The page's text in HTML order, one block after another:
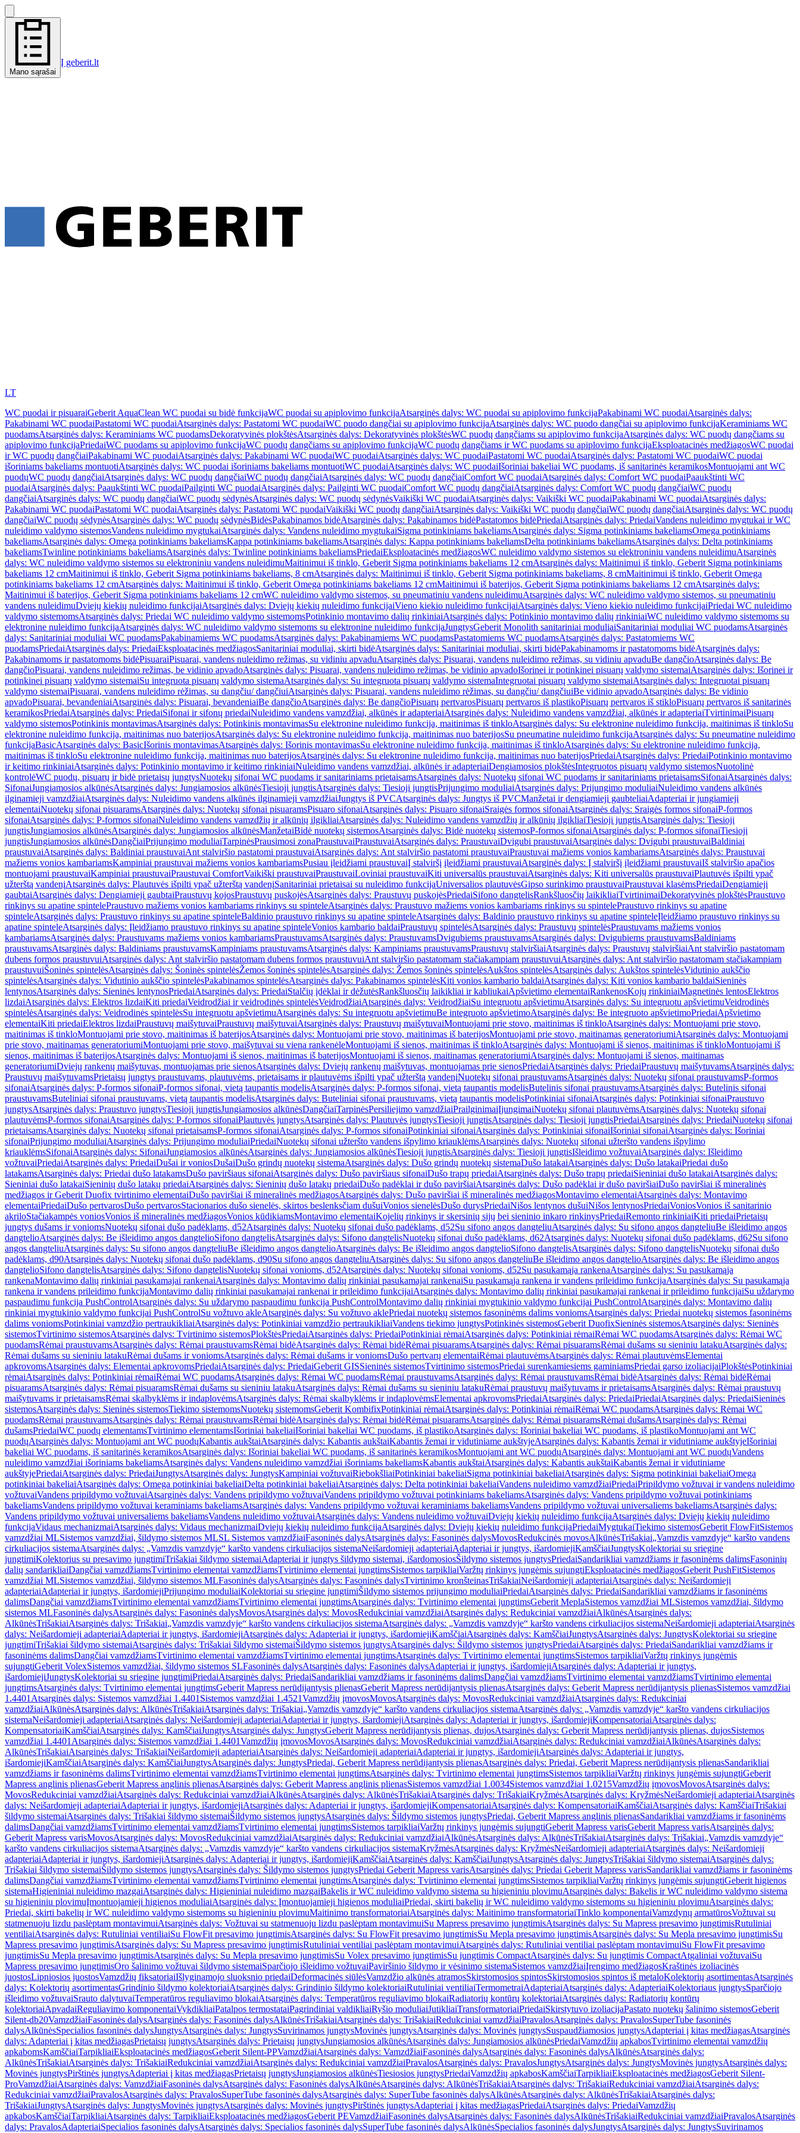
Mano sąrašai
Į geberit.lt
LT
WC puodai ir pisuaraiGeberit AquaClean WC puodai su bidė funkcijaWC puodai su apiplovimo funkcijaAtsarginės dalys: WC puodai su apiplovimo funkcijaPakabinami WC puodaiAtsarginės dalys:
Pakabinami WC puodaiPastatomi WC puodaiAtsarginės dalys: Pastatomi WC puodaiWC puodo dangčiai su apiplovimo funkcijaAtsarginės dalys: WC puodo dangčiai su apiplovimo funkcijaKeraminiams WC
puodamsAtsarginės dalys: Keraminiams WC puodamsDekoratyvinės plokštėsAtsarginės dalys: Dekoratyvinės plokštėsWC puodų dangčiams su apiplovimo funkcijaAtsarginės dalys: WC puodų dangčiams su
apiplovimo funkcijaPriedaiWC puodams su apiplovimo funkcijaWC puodų dangčiams su apiplovimo funkcijaWC puodų dangčiams ir WC puodams su apiplovimo funkcijaEksploatacinės medžiagosWC puodai
ir WC puodų dangčiaiPakabinami WC puodaiAtsarginės dalys: Pakabinami WC puodaiWC puodaiAtsarginės dalys: WC puodaiPastatomi WC puodaiAtsarginės dalys: Pastatomi WC puodaiWC puodai
išoriniams bakeliams montuotiAtsarginės dalys: WC puodai išoriniams bakeliams montuotiWC puodaiAtsarginės dalys: WC puodaiIšoriniai bakeliai WC puodams, iš sanitarinės keramikosMontuojami ant WC
puodųWC puodų dangčiaiAtsarginės dalys: WC puodų dangčiaiWC puodų dangčiaiAtsarginės dalys: WC puodų dangčiaiComfort WC puodaiAtsarginės dalys: Comfort WC puodaiPaaukštinti WC
puodaiAtsarginės dalys: Paaukštinti WC puodaiPailginti WC puodaiAtsarginės dalys: Pailginti WC puodaiComfort WC puodų dangčiaiAtsarginės dalys: Comfort WC puodų dangčiaiWC puodų
dangčiaiAtsarginės dalys: WC puodų dangčiaiWC puodų sėdynėsAtsarginės dalys: WC puodų sėdynėsVaikiški WC puodaiAtsarginės dalys: Vaikiški WC puodaiPakabinami WC puodaiAtsarginės dalys:
Pakabinami WC puodaiPastatomi WC puodaiAtsarginės dalys: Pastatomi WC puodaiVaikiški WC puodų dangčiaiAtsarginės dalys: Vaikiški WC puodų dangčiaiWC puodų dangčiaiAtsarginės dalys: WC puodų
dangčiaiWC puodų sėdynėsAtsarginės dalys: WC puodų sėdynėsBidėsPakabinamos bidėAtsarginės dalys: Pakabinamos bidėPastatomos bidėPriedaiAtsarginės dalys: PriedaiVandens nuleidimo mygtukai ir WC
nuleidimo valdymo sistemosVandens nuleidimo mygtukaiAtsarginės dalys: Vandens nuleidimo mygtukaiSigma potinkiniams bakeliamsAtsarginės dalys: Sigma potinkiniams bakeliamsOmega potinkiniams
bakeliamsAtsarginės dalys: Omega potinkiniams bakeliamsKappa potinkiniams bakeliamsAtsarginės dalys: Kappa potinkiniams bakeliamsDelta potinkiniams bakeliamsAtsarginės dalys: Delta potinkiniams
bakeliamsTwinline potinkiniams bakeliamsAtsarginės dalys: Twinline potinkiniams bakeliamsPriedaiEksploatacinės medžiagosWC nuleidimo valdymo sistemos su elektroniniu vandens nuleidimuAtsarginės
dalys: WC nuleidimo valdymo sistemos su elektroniniu vandens nuleidimuMaitinimui iš tinklo, Geberit Sigma potinkiniams bakeliams 12 cmAtsarginės dalys: Maitinimui iš tinklo, Geberit Sigma potinkiniams
bakeliams 12 cmMaitinimui iš tinklo, Geberit Sigma potinkiniams bakeliams, 8 cmAtsarginės dalys: Maitinimui iš tinklo, Geberit Sigma potinkiniams bakeliams, 8 cmMaitinimui iš tinklo, Geberit Omega
potinkiniams bakeliams 12 cmAtsarginės dalys: Maitinimui iš tinklo, Geberit Omega potinkiniams bakeliams 12 cmMaitinimui iš baterijos, Geberit Sigma potinkiniams bakeliams 12 cmAtsarginės dalys:
Maitinimui iš baterijos, Geberit Sigma potinkiniams bakeliams 12 cmWC nuleidimo valdymo sistemos, su pneumatiniu vandens nuleidimuAtsarginės dalys: WC nuleidimo valdymo sistemos, su pneumatiniu
vandens nuleidimuDviejų kiekių nuleidimo funkcijaiAtsarginės dalys: Dviejų kiekių nuleidimo funkcijaiVieno kiekio nuleidimo funkcijaiAtsarginės dalys: Vieno kiekio nuleidimo funkcijaiPriedai WC nuleidimo
valdymo sistemomsAtsarginės dalys: Priedai WC nuleidimo valdymo sistemomsPotinkinio montavimo dalių rinkiniaiAtsarginės dalys: Potinkinio montavimo dalių rinkiniaiWC nuleidimo valdymo sistemoms su
elektronine nuleidimo funkcijaAtsarginės dalys: WC nuleidimo valdymo sistemoms su elektronine nuleidimo funkcijaJungtysGeberit Monolith sanitariniai moduliaiSanitariniai moduliai WC puodamsAtsarginės
dalys: Sanitariniai moduliai WC puodamsPakabinamiems WC puodamsAtsarginės dalys: Pakabinamiems WC puodamsPastatomiems WC puodamsAtsarginės dalys: Pastatomiems WC
puodamsPriedaiAtsarginės dalys: PriedaiEksploatacinės medžiagosSanitariniai moduliai, skirti bidėAtsarginės dalys: Sanitariniai moduliai, skirti bidėPakabinamoms ir pastatomoms bidėAtsarginės dalys:
Pakabinamoms ir pastatomoms bidėPisuaraiPisuarai, vandens nuleidimo režimas, su vidiniu apvaduAtsarginės dalys: Pisuarai, vandens nuleidimo režimas, su vidiniu apvaduBe dangčioAtsarginės dalys: Be
dangčioPisuarai, vandens nuleidimo režimas, be vidinio apvadoAtsarginės dalys: Pisuarai, vandens nuleidimo režimas, be vidinio apvadoIšorinei ir potinkinei pisuarų valdymo sistemaiAtsarginės dalys: Išorinei ir
potinkinei pisuarų valdymo sistemaiSu integruota pisuarų valdymo sistemaAtsarginės dalys: Su integruota pisuarų valdymo sistemaIntegruotai pisuarų valdymo sistemaiAtsarginės dalys: Integruotai pisuarų
valdymo sistemaiPisuarai, vandens nuleidimo rėžimas, su dangčiu/ dangčiuiAtsarginės dalys: Pisuarai, vandens nuleidimo rėžimas, su dangčiu/ dangčiuiBe vidinio apvadoAtsarginės dalys: Be vidinio
apvadoPisuarai, bevandeniaiAtsarginės dalys: Pisuarai, bevandeniaiBe dangčioAtsarginės dalys: Be dangčioPisuarų pertvarosPisuarų pertvaros iš plastikoPisuarų pertvaros iš stikloPisuarų pertvaros iš sanitarinės
keramikosPriedaiAtsarginės dalys: PriedaiSifonai ir sifonų priedaiNuleidimo vandens vamzdžiai, alkūnės ir adapteriaiAtsarginės dalys: Nuleidimo vandens vamzdžiai, alkūnės ir adapteriaiTvirtinimaiPisuarų
valdymo sistemosPotinkinis montavimasAtsarginės dalys: Potinkinis montavimasSu elektronine nuleidimo funkcija, maitinimas iš tinkloAtsarginės dalys: Su elektronine nuleidimo funkcija, maitinimas iš tinkloSu
elektronine nuleidimo funkcija, maitinimas nuo baterijosAtsarginės dalys: Su elektronine nuleidimo funkcija, maitinimas nuo baterijosSu pneumatine nuleidimo funkcijaAtsarginės dalys: Su pneumatine nuleidimo
funkcijaBasicAtsarginės dalys: BasicIšorinis montavimasAtsarginės dalys: Išorinis montavimasSu elektronine nuleidimo funkcija, maitinimas iš tinkloAtsarginės dalys: Su elektronine nuleidimo funkcija,
maitinimas iš tinkloSu elektronine nuleidimo funkcija, maitinimas nuo baterijosAtsarginės dalys: Su elektronine nuleidimo funkcija, maitinimas nuo baterijosPriedaiAtsarginės dalys: PriedaiPotinkinio montavimo
ir keitimo rinkiniaiAtsarginės dalys: Potinkinio montavimo ir keitimo rinkiniaiNuleidimo vandens vamzdžiai, alkūnės ir adapteriaiDengiamosios plokštėsIntegruotos pisuarų valdymo sistemosNuotolinė
kontrolėWC puodų, pisuarų ir bidė prietaisų jungtysNuotekų sifonai WC puodams ir sanitariniams prietaisamsAtsarginės dalys: Nuotekų sifonai WC puodams ir sanitariniams prietaisamsSifonaiAtsarginės dalys:
SifonaiJungiamosios alkūnėsAtsarginės dalys: Jungiamosios alkūnėsTiesioji jungtisAtsarginės dalys: Tiesioji jungtisPrijungimo moduliaiAtsarginės dalys: Prijungimo moduliaiNuleidimo vandens alkūnės
ilginamieji vamzdžiaiAtsarginės dalys: Nuleidimo vandens alkūnės ilginamieji vamzdžiaiJungtys iš PVCAtsarginės dalys: Jungtys iš PVCManžetai ir dengiamieji gaubteliaiAdapteriai ir jungiamieji
elementaiNuotekų sifonai pisuaramsAtsarginės dalys: Nuotekų sifonai pisuaramsPisuaro sifonaiAtsarginės dalys: Pisuaro sifonaiSraigės formos sifonaiAtsarginės dalys: Sraigės formos sifonaiP-formos
sifonaiAtsarginės dalys: P-formos sifonaiNuleidimo vandens vamzdžių ir alkūnių ilgikliaiAtsarginės dalys: Nuleidimo vandens vamzdžių ir alkūnių ilgikliaiTiesioji jungtisAtsarginės dalys: Tiesioji
jungtisJungiamosios alkūnėsAtsarginės dalys: Jungiamosios alkūnėsManžetaiBidė nuotekų sistemosAtsarginės dalys: Bidė nuotekų sistemosP-formos sifonaiAtsarginės dalys: P-formos sifonaiTiesioji
jungtisJungiamosios alkūnėsDangčiaiPrijungimo moduliaiTarpinėsPrausimosi zonaPraustuvaiPraustuvaiAtsarginės dalys: PraustuvaiDvigubi praustuvaiAtsarginės dalys: Dvigubi praustuvaiBaldiniai
praustuvaiAtsarginės dalys: Baldiniai praustuvaiAnt stalviršio pastatomi praustuvaiAtsarginės dalys: Ant stalviršio pastatomi praustuvaiPraustuvai mažiems vonios kambariamsAtsarginės dalys: Praustuvai
mažiems vonios kambariamsKampiniai praustuvai mažiems vonios kambariamsPusiau įleidžiami praustuvaiĮ stalviršį įleidžiami praustuvaiAtsarginės dalys: Į stalviršį įleidžiami praustuvaiIš stalviršio apačios
montuojami praustuvaiKampiniai praustuvaiPraustuvai ComfortVaikiški praustuvaiPraustuvaiLoviniai praustuvaiKiti universalūs praustuvaiAtsarginės dalys: Kiti universalūs praustuvaiPlautuvės išpilti ypač
užterštą vandenįAtsarginės dalys: Plautuvės išpilti ypač užterštą vandenįSanitariniai prietaisai su nuleidimo funkcijaUniversalios plautuvėsGipso surinkimo praustuvaiPraustuvai klasėmsPriedaiDengiamieji
gaubtaiAtsarginės dalys: Dengiamieji gaubtaiPraustuvų kojosPraustuvų puskojėsAtsarginės dalys: Praustuvų puskojėsPriedaiSifono dangtelisRankšluosčių laikikliaiTvirtinimaiDekoratyvinės plokštėsPraustuvo
rinkinys su apatine spintelePraustuvo mažiems vonios kambariams rinkinys su spinteleAtsarginės dalys: Praustuvo mažiems vonios kambariams rinkinys su spintelePraustuvo rinkinys su apatine
spinteleAtsarginės dalys: Praustuvo rinkinys su apatine spinteleBaldinio praustuvo rinkinys su apatine spinteleAtsarginės dalys: Baldinio praustuvo rinkinys su apatine spinteleĮleidžiamo praustuvo rinkinys su
apatine spinteleAtsarginės dalys: Įleidžiamo praustuvo rinkinys su apatine spinteleVonios kambario baldaiPraustuvų spintelėsAtsarginės dalys: Praustuvų spintelėsPraustuvams mažiems vonios
kambariamsAtsarginės dalys: Praustuvams mažiems vonios kambariamsPraustuvamsAtsarginės dalys: PraustuvamsDvigubiems praustuvamsAtsarginės dalys: Dvigubiems praustuvamsBaldiniams
praustuvamsAtsarginės dalys: Baldiniams praustuvamsKampiniams praustuvamsAtsarginės dalys: Kampiniams praustuvamsPraustuvų stalviršiaiAtsarginės dalys: Praustuvų stalviršiaiAnt stalviršio pastatomam
dubens formos praustuvuiAtsarginės dalys: Ant stalviršio pastatomam dubens formos praustuvuiAnt stalviršio pastatomam stačiakampiam praustuvuiAtsarginės dalys: Ant stalviršio pastatomam stačiakampiam
praustuvuiŠoninės spintelėsAtsarginės dalys: Šoninės spintelėsŽemos šoninės spintelėsAtsarginės dalys: Žemos šoninės spintelėsAukštos spintelėsAtsarginės dalys: Aukštos spintelėsVidutinio aukščio
spintelėsAtsarginės dalys: Vidutinio aukščio spintelėsPakabinamos spintelėsAtsarginės dalys: Pakabinamos spintelėsKiti vonios kambario baldaiAtsarginės dalys: Kiti vonios kambario baldaiSieninės
lentynosAtsarginės dalys: Sieninės lentynosPriedaiAtsarginės dalys: PriedaiStalčių įdėklai ir dėžutėsRankšluosčių laikikliai ir kabliukaiApšvietimo elementaiRankenosKojų rinkiniaiMagnetinės lentosElektros
lizdaiAtsarginės dalys: Elektros lizdaiKiti priedaiVeidrodžiai ir veidrodinės spintelėsVeidrodžiaiAtsarginės dalys: VeidrodžiaiSu integruotu apšvietimuAtsarginės dalys: Su integruotu apšvietimuVeidrodinės
spintelėsAtsarginės dalys: Veidrodinės spintelėsSu integruotu apšvietimuAtsarginės dalys: Su integruotu apšvietimuBe integruoto apšvietimoAtsarginės dalys: Be integruoto apšvietimoPriedaiApšvietimo
elementaiKiti priedaiElektros lizdaiPraustuvų maišytuvaiPraustuvų maišytuvaiAtsarginės dalys: Praustuvų maišytuvaiMontuojami prie stovo, maitinimas iš tinkloAtsarginės dalys: Montuojami prie stovo,
maitinimas iš tinkloMontuojami prie stovo, maitinimas iš baterijosAtsarginės dalys: Montuojami prie stovo, maitinimas iš baterijosMontuojami prie stovo, maitinamas generatoriumiAtsarginės dalys: Montuojami
prie stovo, maitinamas generatoriumiMontuojami prie stovo, maišytuvai su viena rankenėleMontuojami iš sienos, maitinimas iš tinkloAtsarginės dalys: Montuojami iš sienos, maitinimas iš tinkloMontuojami iš
sienos, maitinimas iš baterijosAtsarginės dalys: Montuojami iš sienos, maitinimas iš baterijosMontuojami iš sienos, maitinamas generatoriumiAtsarginės dalys: Montuojami iš sienos, maitinamas
generatoriumiDviejų rankenų maišytuvas, montuojamas prie sienosAtsarginės dalys: Dviejų rankenų maišytuvas, montuojamas prie sienosPriedaiAtsarginės dalys: PriedaiPraustuvų maišytuvamsAtsarginės dalys:
Praustuvų maišytuvamsPrietaisų jungtys praustuvams, plautuvėms, prietaisams ir plautuvėms išpilti ypač užterštą vandenįNuotekų sifonai praustuvamsAtsarginės dalys: Nuotekų sifonai praustuvamsP-formos
sifonaiAtsarginės dalys: P-formos sifonaiP-formos sifonai, vietą taupantis modelisAtsarginės dalys: P-formos sifonai, vietą taupantis modelisButelinis sifonai praustuvamsAtsarginės dalys: Butelinis sifonai
praustuvamsButeliniai sifonai praustuvams, vietą taupantis modelisAtsarginės dalys: Buteliniai sifonai praustuvams, vietą taupantis modelisPotinkiniai sifonaiAtsarginės dalys: Potinkiniai sifonaiPraustuvo
jungtysAtsarginės dalys: Praustuvo jungtysTiesioji jungtisJungiamosios alkūnėsDangčiaiTarpinėsPersiliejimo vamzdžiaiPrailginimaiĮjungimaiNuotekų sifonai plautuvėmsAtsarginės dalys: Nuotekų sifonai
plautuvėmsP-formos sifonaiAtsarginės dalys: P-formos sifonaiPlautuvės jungtysAtsarginės dalys: Plautuvės jungtysTiesioji jungtisAtsarginės dalys: Tiesioji jungtisPriedaiAtsarginės dalys: PriedaiNuotekų sifonai
prietaisamsAtsarginės dalys: Nuotekų sifonai prietaisamsP-formos sifonaiAtsarginės dalys: P-formos sifonaiPotinkiniai sifonaiAtsarginės dalys: Potinkiniai sifonaiIšoriniai sifonaiAtsarginės dalys: Išoriniai
sifonaiPrijungimo moduliaiAtsarginės dalys: Prijungimo moduliaiPriedaiNuotekų sifonai užteršto vandens išpylimo kriauklėmsAtsarginės dalys: Nuotekų sifonai užteršto vandens išpylimo
kriauklėmsSifonaiAtsarginės dalys: SifonaiJungiamosios alkūnėsAtsarginės dalys: Jungiamosios alkūnėsTiesioji jungtisAtsarginės dalys: Tiesioji jungtisIšleidimo vožtuvaiAtsarginės dalys: Išleidimo
vožtuvaiPriedaiAtsarginės dalys: PriedaiDušai ir voniosDušaiDušo grindų nuotekų sistemaAtsarginės dalys: Dušo grindų nuotekų sistemaDušo latakaiAtsarginės dalys: Dušo latakaiPriedai dušo
latakamsAtsarginės dalys: Priedai dušo latakamsDušo paviršiaus sifonaiAtsarginės dalys: Dušo paviršiaus sifonaiDušo trapų priedaiAtsarginės dalys: Dušo trapų priedaiSieniniai dušo latakaiAtsarginės dalys:
Sieniniai dušo latakaiSieninių dušo latakų priedaiAtsarginės dalys: Sieninių dušo latakų priedaiDušo padėklai ir dušo paviršiaiAtsarginės dalys: Dušo padėklai ir dušo paviršiaiDušo paviršiai iš mineralinės
medžiagos ir Geberit Duofix tvirtinimo elementaiDušo paviršiai iš mineralinės medžiagosAtsarginės dalys: Dušo paviršiai iš mineralinės medžiagosMontavimo elementaiAtsarginės dalys: Montavimo
elementaiPriedaiDušo pertvarosDušo pertvarosStacionarios dušo sienelės, skirtos beslenksčiam dušuiVonios sienelėsDušo durysPriedaiNišos lentynos dušuiNišos lentynosPriedaiVoniosVonios iš sanitarinio
akriloStačiakampės voniosVonios iš mineralinės medžiagosVonios kūdikiamsMontavimo elementaiKojelių rinkinys ir skersinių sijų bei sieninio inkaro rinkinysPriedaiRemonto rinkiniaiKiti priedaiPrietaisų
jungtys dušams ir voniomsNuotekų sifonai dušo padėklams, d52Atsarginės dalys: Nuotekų sifonai dušo padėklams, d52Su sifono angos dangteliuAtsarginės dalys: Su sifono angos dangteliuBe išleidimo angos
dangtelioAtsarginės dalys: Be išleidimo angos dangtelioSifono dangtelisAtsarginės dalys: Sifono dangtelisNuotekų sifonai dušo padėklams, d62Atsarginės dalys: Nuotekų sifonai dušo padėklams, d62Su sifono
angos dangteliuAtsarginės dalys: Su sifono angos dangteliuBe išleidimo angos dangtelioAtsarginės dalys: Be išleidimo angos dangtelioSifono dangtelisAtsarginės dalys: Sifono dangtelisNuotekų sifonai dušo
padėklams, d90Atsarginės dalys: Nuotekų sifonai dušo padėklams, d90Su sifono angos dangteliuAtsarginės dalys: Su sifono angos dangteliuBe išleidimo angos dangtelioAtsarginės dalys: Be išleidimo angos
dangtelioSifono dangtelisAtsarginės dalys: Sifono dangtelisNuotekų sifonai vonioms, d52Atsarginės dalys: Nuotekų sifonai vonioms, d52Su pasukamąja rankenaAtsarginės dalys: Su pasukamąja
rankenaMontavimo dalių rinkiniai pasukamajai rankenaiAtsarginės dalys: Montavimo dalių rinkiniai pasukamajai rankenaiSu pasukamąja rankena ir vandens prileidimo funkcijaAtsarginės dalys: Su pasukamąja
rankena ir vandens prileidimo funkcijaMontavimo dalių rinkiniai pasukamajai rankenai ir prileidimo funkcijaiAtsarginės dalys: Montavimo dalių rinkiniai pasukamajai rankenai ir prileidimo funkcijaiSu uždarymo
paspaudimu funkcija PushControlAtsarginės dalys: Su uždarymo paspaudimu funkcija PushControlMontavimo dalių rinkiniai mygtukinio valdymo funkcijai PushControlAtsarginės dalys: Montavimo dalių
rinkiniai mygtukinio valdymo funkcijai PushControlSu vožtuvo akleAtsarginės dalys: Su vožtuvo aklePriedai nuotekų sistemos fasoninėms dalims voniomsAtsarginės dalys: Priedai nuotekų sistemos fasoninėms
dalims voniomsPotinkiniai vamzdžio pertraukikliaiAtsarginės dalys: Potinkiniai vamzdžio pertraukikliaiVandens tiekimo jungtysPotinkinės sistemosGeberit DuofixSieninės sistemosAtsarginės dalys: Sieninės
sistemosTvirtinimo sistemosAtsarginės dalys: Tvirtinimo sistemosPlokštėsPriedaiAtsarginės dalys: PriedaiPotinkiniai rėmaiAtsarginės dalys: Potinkiniai rėmaiRėmai WC puodamsAtsarginės dalys: Rėmai WC
puodamsRėmai praustuvamsAtsarginės dalys: Rėmai praustuvamsRėmai bidėAtsarginės dalys: Rėmai bidėRėmai pisuaramsAtsarginės dalys: Rėmai pisuaramsRėmai dušams su sieniniu latakuAtsarginės dalys:
Rėmai dušams su sieniniu latakuRėmai dušams ir voniomsAtsarginės dalys: Rėmai dušams ir voniomsDušo pertvarų elementaiRėmai plautuvėmsAtsarginės dalys: Rėmai plautuvėmsElementai
apkrovomsAtsarginės dalys: Elementai apkrovomsPriedaiAtsarginės dalys: PriedaiGeberit GISSieninės sistemosTvirtinimo sistemosPriedai surenkamiesiems gaminiamsPriedai garso izoliacijaiPlokštėsPotinkiniai
rėmaiAtsarginės dalys: Potinkiniai rėmaiRėmai WC puodamsAtsarginės dalys: Rėmai WC puodamsRėmai praustuvamsAtsarginės dalys: Rėmai praustuvamsRėmai bidėAtsarginės dalys: Rėmai bidėRėmai
pisuaramsAtsarginės dalys: Rėmai pisuaramsRėmai dušams su sieniniu latakuAtsarginės dalys: Rėmai dušams su sieniniu latakuRėmai praustuvų maišytuvams ir prietaisamsAtsarginės dalys: Rėmai praustuvų
maišytuvams ir prietaisamsRėmai skalbyklėms ir indaplovėmsAtsarginės dalys: Rėmai skalbyklėms ir indaplovėmsElementai apkrovomsPriedaiAtsarginės dalys: PriedaiPriedaiAtsarginės dalys: PriedaiSieninės
sistemosAtsarginės dalys: Sieninės sistemosTiekimo sistemomsNuotekų sistemomsGeberit KombifixPotinkiniai rėmaiAtsarginės dalys: Potinkiniai rėmaiRėmai WC puodamsAtsarginės dalys: Rėmai WC
puodamsRėmai praustuvamsAtsarginės dalys: Rėmai praustuvamsRėmai bidėAtsarginės dalys: Rėmai bidėRėmai pisuaramsAtsarginės dalys: Rėmai pisuaramsRėmai dušamsAtsarginės dalys: Rėmai
dušamsPriedaiWC puodų elementamsTvirtinimo elementamsIšoriniai bakeliaiIšoriniai bakeliai WC puodams, iš plastikoAtsarginės dalys: Išoriniai bakeliai WC puodams, iš plastikoMontuojami ant WC
puodųAtsarginės dalys: Montuojami ant WC puodųKabantis aukštaiAtsarginės dalys: Kabantis aukštaiKabantis žemai ir vidutiniame aukštyjeAtsarginės dalys: Kabantis žemai ir vidutiniame aukštyjeIšoriniai
bakeliai WC puodams, iš sanitarinės keramikosAtsarginės dalys: Išoriniai bakeliai WC puodams, iš sanitarinės keramikosMontuojami ant WC puodųAtsarginės dalys: Montuojami ant WC puodųVandens
nuleidimo vamzdžiai išoriniams bakeliamsAtsarginės dalys: Vandens nuleidimo vamzdžiai išoriniams bakeliamsKabantis aukštaiAtsarginės dalys: Kabantis aukštaiKabantis žemai ir vidutiniame
aukštyjePriedaiAtsarginės dalys: PriedaiJungtysAtsarginės dalys: JungtysKampiniai vožtuvaiRiebokšliaiPotinkiniai bakeliaiSigma potinkiniai bakeliaiAtsarginės dalys: Sigma potinkiniai bakeliaiOmega
potinkiniai bakeliaiAtsarginės dalys: Omega potinkiniai bakeliaiDelta potinkiniai bakeliaiAtsarginės dalys: Delta potinkiniai bakeliaiVandens nuleidimo vamzdžiaiPriedaiPripildymo vožtuvai ir vandens nuleidimo
vožtuvaiVandens pripildymo vožtuvaiAtsarginės dalys: Vandens pripildymo vožtuvaiVandens pripildymo vožtuvai potinkiniams bakeliamsAtsarginės dalys: Vandens pripildymo vožtuvai potinkiniams
bakeliamsVandens pripildymo vožtuvai keraminiams bakeliamsAtsarginės dalys: Vandens pripildymo vožtuvai keraminiams bakeliamsVandens pripildymo vožtuvai universaliems bakeliamsAtsarginės dalys:
Vandens pripildymo vožtuvai universaliems bakeliamsVandens nuleidimo vožtuvaiAtsarginės dalys: Vandens nuleidimo vožtuvaiDviejų kiekių nuleidimo funkcijaAtsarginės dalys: Dviejų kiekių nuleidimo
funkcijaVidaus mechanizmaiAtsarginės dalys: Vidaus mechanizmaiDviejų kiekių nuleidimo funkcijaAtsarginės dalys: Dviejų kiekių nuleidimo funkcijaPriedaiMygtukaiTiekimo sistemosGeberit FlowFitSistemos
vamzdžiai MLSistemos vamzdžiai, šildymo sistemos MLSL Sistemos vamzdžiaiFasoninės dalysAtsarginės dalys: Fasoninės dalysMovosRedukcinės movosAlkūnėsTrišakiai„Vamzdis vamzdyje“ karšto vandens
cirkuliacijos sistemaAtsarginės dalys: „Vamzdis vamzdyje“ karšto vandens cirkuliacijos sistemaNeišardomieji adapteriaiAdapteriai ir jungtys, išardomiejiKamščiaiJungtysKolektoriai su sriegine
jungtimiKolektorius su presavimo jungtimiTrišakiai šildymo sistemaiAdapteriai ir jungtys šildymo sistemai, išardomosiosŠildymo sistemos jungtysPriedaiSandarikliai vamzdžiams ir fasoninėms dalimsFasoninių
dalių sandarikliaiDangčiai vamzdžiamsTvirtinimo elementai vamzdžiamsTvirtinimo elementai jungtimsSistemos tarpikliaiVaržtų rinkinys jungėmis sujungtiEksploatacinės medžiagosGeberit PushFitSistemos
vamzdžiai MLSistemos vamzdžiai, šildymo sistemos MLFasoninės dalysAtsarginės dalys: Fasoninės dalysTvirtinimo kronšteinasTrišakiaiNeišardomieji adapteriaiAtsarginės dalys: Neišardomieji
adapteriaiAdapteriai ir jungtys, išardomiejiPrijungimo moduliaiKolektoriai su sriegine jungtimiŠildymo sistemos prijungimo moduliaiPriedaiAtsarginės dalys: PriedaiSandarikliai vamzdžiams ir fasoninėms
dalimsDangčiai vamzdžiamsTvirtinimo elementai vamzdžiamsTvirtinimo elementai jungtimsAtsarginės dalys: Tvirtinimo elementai jungtimsGeberit MeplaSistemos vamzdžiai MLSistemos vamzdžiai, šildymo
sistemos MLFasoninės dalysAtsarginės dalys: Fasoninės dalysMovosAtsarginės dalys: MovosRedukciniai vamzdžiaiAtsarginės dalys: Redukciniai vamzdžiaiAlkūnėsAtsarginės dalys:
AlkūnėsTrišakiaiAtsarginės dalys: Trišakiai„Vamzdis vamzdyje“ karšto vandens cirkuliacijos sistemaAtsarginės dalys: „Vamzdis vamzdyje“ karšto vandens cirkuliacijos sistemaNeišardomieji adapteriaiAtsarginės
dalys: Neišardomieji adapteriaiAdapteriai ir jungtys, išardomiejiAtsarginės dalys: Adapteriai ir jungtys, išardomiejiKamščiaiAtsarginės dalys: KamščiaiJungtysAtsarginės dalys: JungtysKolektoriai su sriegine
jungtimiTrišakiai šildymo sistemaiAtsarginės dalys: Trišakiai šildymo sistemaiŠildymo sistemos jungtysAtsarginės dalys: Šildymo sistemos jungtysPriedaiAtsarginės dalys: PriedaiSandarikliai vamzdžiams ir
fasoninėms dalimsDangčiai vamzdžiamsTvirtinimo elementai vamzdžiamsTvirtinimo elementai jungtimsAtsarginės dalys: Tvirtinimo elementai jungtimsSistemos tarpikliaiVaržtų rinkinys jungėmis
sujungtiGeberit VolexSistemos vamzdžiai, šildymo sistemos SLFasoninės dalysAtsarginės dalys: Fasoninės dalysAdapteriai ir jungtys, išardomiejiAtsarginės dalys: Adapteriai ir jungtys,
išardomiejiJungtysKolektoriai su sriegine jungtimiPriedaiAtsarginės dalys: PriedaiSandarikliai vamzdžiams ir fasoninėms dalimsDangčiai vamzdžiamsTvirtinimo elementai vamzdžiamsTvirtinimo elementai
jungtimsAtsarginės dalys: Tvirtinimo elementai jungtimsGeberit Mapress nerūdijantysis plienasGeberit Mapress nerūdijantysis plienasAtsarginės dalys: Geberit Mapress nerūdijantysis plienasSistemos vamzdžiai
1.4401 Atsarginės dalys: Sistemos vamzdžiai 1.4401 Sistemos vamzdžiai 1.4521Vamzdžių įmovosMovosAtsarginės dalys: MovosRedukciniai vamzdžiaiAtsarginės dalys: Redukciniai
vamzdžiaiAlkūnėsAtsarginės dalys: AlkūnėsTrišakiaiAtsarginės dalys: Trišakiai„Vamzdis vamzdyje“ karšto vandens cirkuliacijos sistemaAtsarginės dalys: „Vamzdis vamzdyje“ karšto vandens cirkuliacijos
sistemaNeišardomieji adapteriaiAtsarginės dalys: Neišardomieji adapteriaiAdapteriai ir jungtys, išardomiejiAtsarginės dalys: Adapteriai ir jungtys, išardomiejiKompensatoriaiAtsarginės dalys:
KompensatoriaiKamščiaiAtsarginės dalys: KamščiaiJungtysAtsarginės dalys: JungtysGeberit Mapress nerūdijantysis plienas, dujosAtsarginės dalys: Geberit Mapress nerūdijantysis plienas, dujosSistemos
vamzdžiai 1.4401 Atsarginės dalys: Sistemos vamzdžiai 1.4401Vamzdžių įmovosMovosAtsarginės dalys: MovosRedukciniai vamzdžiaiAtsarginės dalys: Redukciniai vamzdžiaiAlkūnėsAtsarginės dalys:
AlkūnėsTrišakiaiAtsarginės dalys: TrišakiaiNeišardomieji adapteriaiAtsarginės dalys: Neišardomieji adapteriaiAdapteriai ir jungtys, išardomiejiAtsarginės dalys: Adapteriai ir jungtys,
išardomiejiKamščiaiAtsarginės dalys: KamščiaiJungtysAtsarginės dalys: JungtysPriedai, Geberit Mapress nerūdijantysis plienasAtsarginės dalys: Priedai, Geberit Mapress nerūdijantysis plienasSandarikliai
vamzdžiams ir fasoninėms dalimsTvirtinimo elementai vamzdžiamsTvirtinimo elementai jungtimsAtsarginės dalys: Tvirtinimo elementai jungtimsSistemos tarpikliaiVaržtų rinkinys jungėmis sujungtiGeberit
Mapress anglinis plienasGeberit Mapress anglinis plienasAtsarginės dalys: Geberit Mapress anglinis plienasSistemos vamzdžiai 1.0034Sistemos vamzdžiai 1.0215Vamzdžių įmovosMovosAtsarginės dalys:
MovosRedukciniai vamzdžiaiAtsarginės dalys: Redukciniai vamzdžiaiAlkūnėsAtsarginės dalys: AlkūnėsTrišakiaiAtsarginės dalys: TrišakiaiKryžmėsAtsarginės dalys: KryžmėsNeišardomieji adapteriaiAtsarginės
dalys: Neišardomieji adapteriaiAdapteriai ir jungtys, išardomiejiAtsarginės dalys: Adapteriai ir jungtys, išardomiejiKompensatoriaiAtsarginės dalys: KompensatoriaiKamščiaiAtsarginės dalys: KamščiaiTrišakiai
šildymo sistemaiAtsarginės dalys: Trišakiai šildymo sistemaiŠildymo sistemos jungtysAtsarginės dalys: Šildymo sistemos jungtysPriedai, Geberit Mapress anglinis plienasSandarikliai vamzdžiams ir fasoninėms
dalimsDangčiai vamzdžiamsTvirtinimo elementai vamzdžiamsTvirtinimo elementai jungtimsSistemos tarpikliaiVaržtų rinkinys jungėmis sujungtiGeberit Mapress varisGeberit Mapress varisAtsarginės dalys:
Geberit Mapress varisMovosAtsarginės dalys: MovosRedukciniai vamzdžiaiAtsarginės dalys: Redukciniai vamzdžiaiAlkūnėsAtsarginės dalys: AlkūnėsTrišakiaiAtsarginės dalys: Trišakiai„Vamzdis vamzdyje“
karšto vandens cirkuliacijos sistemaAtsarginės dalys: „Vamzdis vamzdyje“ karšto vandens cirkuliacijos sistemaKryžmėsAtsarginės dalys: KryžmėsNeišardomieji adapteriaiAtsarginės dalys: Neišardomieji
adapteriaiAdapteriai ir jungtys, išardomiejiAtsarginės dalys: Adapteriai ir jungtys, išardomiejiKamščiaiAtsarginės dalys: KamščiaiJungtysAtsarginės dalys: JungtysTrišakiai šildymo sistemaiAtsarginės dalys:
Trišakiai šildymo sistemaiŠildymo sistemos jungtysAtsarginės dalys: Šildymo sistemos jungtysPriedai Geberit Mapress varisAtsarginės dalys: Priedai Geberit Mapress varisSandarikliai vamzdžiams ir fasoninėms
dalimsDangčiai vamzdžiamsTvirtinimo elementai vamzdžiamsTvirtinimo elementai jungtimsAtsarginės dalys: Tvirtinimo elementai jungtimsSistemos tarpikliaiVaržtų rinkinys jungėmis sujungtiGeberit higienos
sistemaHigieniniai nuleidimo mazgaiAtsarginės dalys: Higieniniai nuleidimo mazgaiBakelis ir WC nuleidimo valdymo sistema su higieniniu plovimuAtsarginės dalys: Bakelis ir WC nuleidimo valdymo sistema
su higieniniu plovimuĮmontuojamieji higienos moduliaiAtsarginės dalys: Įmontuojamieji higienos moduliaiPriedai, skirti bakelių ir WC nuleidimo valdymo sistemoms su higieniniu plovimuAtsarginės dalys:
Priedai, skirti bakelių ir WC nuleidimo valdymo sistemoms su higieniniu plovimuMaitinimo transformatoriaiAtsarginės dalys: Maitinimo transformatoriaiTinklo komponentaiVamzdynų armatūrosVožtuvai su
statmenuoju lizdu paslėptam montavimuiAtsarginės dalys: Vožtuvai su statmenuoju lizdu paslėptam montavimuiSu Mapress presavimo jungtimisAtsarginės dalys: Su Mapress presavimo jungtimisRutuliniai
ventiliaiAtsarginės dalys: Rutuliniai ventiliaiSu FlowFit presavimo jungtimisAtsarginės dalys: Su FlowFit presavimo jungtimisSu Mepla presavimo jungtimisAtsarginės dalys: Su Mepla presavimo jungtimisSu
Mapress presavimo jungtimisAtsarginės dalys: Su Mapress presavimo jungtimisRutuliniai ventiliai paslėptam montavimuiAtsarginės dalys: Rutuliniai ventiliai paslėptam montavimuiSu FlowFit presavimo
jungtimisSu Mepla presavimo jungtimisAtsarginės dalys: Su Mepla presavimo jungtimisSu Volex presavimo jungtimisSu jungtimis CompactAtsarginės dalys: Su jungtimis CompactAtgaliniai vožtuvaiSu
Mapress presavimo jungtimisOro šalinimo vožtuvai šildymo sistemaiSparčiojo išleidimo vožtuvaiPaviršinio šildymo ir vėsinimo sistemaSistemos vamzdžiaiĮrengimo medžiagosKraštinės izoliacinės
juostosLipniosios juostosVamzdžių fiksatoriaiIšlyginamojo sluoksnio priedaiDeformacinės siūlėsVamzdžio alkūnės atramosSkirstomosios spintosSkirstomosios spintos iš metaloKolektorių asortimentasAtsarginės
dalys: Kolektorių asortimentasGrindinio šildymo kolektoriaiAtsarginės dalys: Grindinio šildymo kolektoriaiRutuliniai ventiliaiTermometraiAdapteriaiAtsarginės dalys: AdapteriaiKolektoriaus jungtysSparčiojo
išleidimo vožtuvaiSrauto dalytuvaiTemperatūros reguliavimo blokaiAtsarginės dalys: Temperatūros reguliavimo blokaiRadiatorių kontūrų kolektoriaiAtsarginės dalys: Radiatorių kontūrų
kolektoriaiApvadaiReguliavimo komponentaiVykdikliaiPatalpos termostataiPagrindiniai valdikliaiRyšio moduliaiJutikliaiTransformatoriaiPriedaiSkirstytuvo izoliacijaPastato nuotekų šalinimo sistemosGeberit
Silent-db20VamzdžiaiFasoninės dalysAtsarginės dalys: Fasoninės dalysAlkūnėsTrišakiaiAtsarginės dalys: TrišakiaiRedukciniai vamzdžiaiPravalosAtsarginės dalys: PravalosSuperTube fasoninės
dalysAlkūnėsSpecialios fasoninės dalysJungtysAtsarginės dalys: JungtysSuvirinamos jungtysMovinės jungtysAtsarginės dalys: Movinės jungtysSuspaudžiamosios jungtysAdapteriai į kitas medžiagasAtsarginės
dalys: Adapteriai į kitas medžiagasPrietaisų jungtysAtsarginės dalys: Prietaisų jungtysJungiamosios alkūnėsAtsarginės dalys: Jungiamosios alkūnėsPriedaiVamzdžių apkabosTvirtinimo elementai vamzdžių
apkabomsKamščiaiTarpikliaiEksploatacinės medžiagosGeberit Silent-PPVamzdžiaiAtsarginės dalys: VamzdžiaiFasoninės dalysAtsarginės dalys: Fasoninės dalysAlkūnėsAtsarginės dalys:
AlkūnėsTrišakiaiAtsarginės dalys: TrišakiaiRedukciniai vamzdžiaiAtsarginės dalys: Redukciniai vamzdžiaiPravalosAtsarginės dalys: PravalosJungtysAtsarginės dalys: JungtysMovinės jungtysAtsarginės dalys:
Movinės jungtysPirštinės jungtysAdapteriai į kitas medžiagasPrietaisų jungtysJungiamosios alkūnėsTiesiosios jungtysPriedaiVamzdžių apkabosKamščiaiTarpikliaiEksploatacinės medžiagosGeberit Silent-
ProVamzdžiaiAtsarginės dalys: VamzdžiaiFasoninės dalysAtsarginės dalys: Fasoninės dalysAlkūnėsAtsarginės dalys: AlkūnėsTrišakiaiAtsarginės dalys: TrišakiaiRedukciniai vamzdžiaiAtsarginės dalys:
Redukciniai vamzdžiaiPravalosAtsarginės dalys: PravalosSuperTube fasoninės dalysAtsarginės dalys: SuperTube fasoninės dalysAlkūnėsAtsarginės dalys: AlkūnėsTrišakiaiAtsarginės dalys:
TrišakiaiJungtysAtsarginės dalys: JungtysMovinės jungtysAtsarginės dalys: Movinės jungtysPirštinės jungtysAdapteriai į kitas medžiagasPriedaiAtsarginės dalys: PriedaiVamzdžių
apkabosKamščiaiTarpikliaiAtsarginės dalys: TarpikliaiEksploatacinės medžiagosGeberit PEVamzdžiaiFasoninės dalysAtsarginės dalys: Fasoninės dalysAlkūnėsTrišakiaiRedukciniai vamzdžiaiPravalosAtsarginės
dalys: PravalosAdapteriaiSpecialios fasoninės dalysAtsarginės dalys: Specialios fasoninės dalysSuperTube fasoninės dalysAlkūnėsSpecialios fasoninės dalysJungtysAtsarginės dalys: JungtysSuvirinamos